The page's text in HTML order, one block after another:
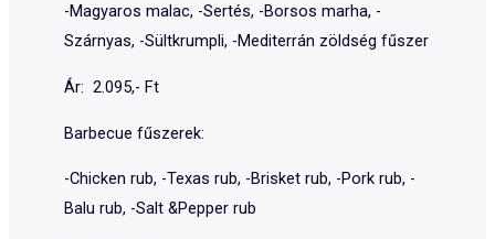
-Magyaros malac, -Sertés, -Borsos marha, -
Szárnyas, -Sültkrumpli, -Mediterrán zöldség fűszer
Ár: 2.095,- Ft
Barbecue fűszerek:
-Chicken rub, -Texas rub, -Brisket rub, -Pork rub, -
Balu rub, -Salt &Pepper rub